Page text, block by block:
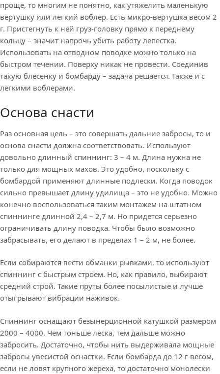
проще, то многим не понятно, как утяжелить маленькую
вертушку или легкий воблер. Есть микро-вертушка весом 2
г. Пристегнуть к ней груз-головку прямо к переднему
кольцу – значит напрочь убить работу лепестка.
Использовать на отводном поводке можно только на
быстром течении. Поверху никак не провести. Соединив
такую блесенку и бомбарду – задача решается. Также и с
легкими воблерами.
Основа снасти
Раз основная цель – это совершать дальние забросы, то и
основа снасти должна соответствовать. Используют
довольно длинный спиннинг: 3 – 4 м. Длина нужна не
только для мощных махов. Это удобно, поскольку с
бомбардой применяют длинные подлески. Когда поводок
сильно превышает длину удилища – это не удобно. Можно
конечно воспользоваться таким монтажем на штатном
спиннинге длинной 2,4 – 2,7 м. Но придется серьезно
ограничивать длину поводка. Чтобы было возможно
забрасывать, его делают в пределах 1 – 2 м, не более.
Если собираются вести обманки рывками, то используют
спиннинг с быстрым строем. Но, как правило, выбирают
средний строй. Такие пруты более посылистые и лучше
отыгрывают вибрации наживок.
Спиннинг оснащают безынерционной катушкой размером
2000 – 4000. Чем тоньше леска, тем дальше можно
забросить. Достаточно, чтобы нить выдерживала мощные
забросы увесистой оснастки. Если бомбарда до 12 г весом,
если не ловят крупного жереха, то достаточно монолески